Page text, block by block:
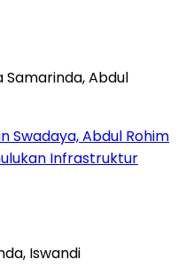
Swadaya, Abdul Rohim
Infrastruktur